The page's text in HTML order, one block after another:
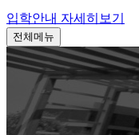
입학안내 자세히보기
전체메뉴